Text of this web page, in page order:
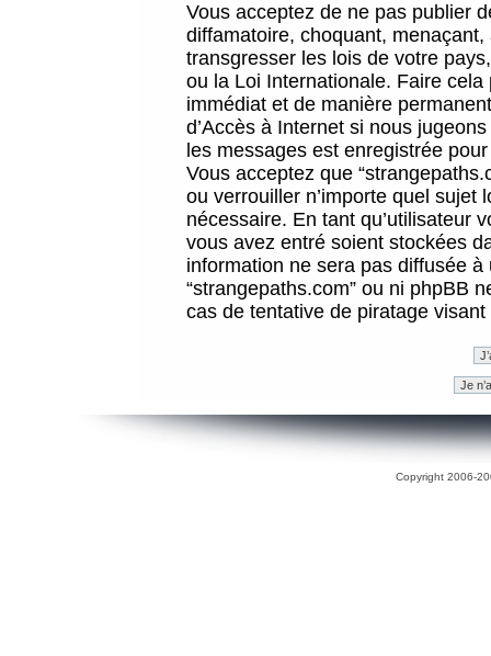
Vous acceptez de ne pas publier
diffamatoire, choquant,
transgresser les lois de votre
ou la Loi Internationale. Faire
immédiat et de manière
d’Accès à Internet si nous
les messages est enregistrée
Vous acceptez que
ou verrouiller n’importe quel sujet
nécessaire. En tant qu’utilisateur
vous avez entré soient stockées
information ne sera pas diffusée
“strangepaths.com” ou ni phpBB
cas de tentative de piratage
Copyright 2006-